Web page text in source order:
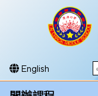
English